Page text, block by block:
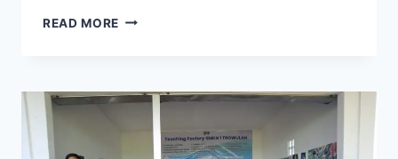
READ MORE PANEN
SMKN
TROWULAN,
WUJUD